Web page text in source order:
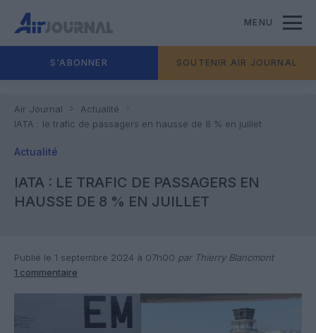
MENU
S'ABONNER SOUTENIR AIR JOURNAL
Air Journal
Actualité
IATA : le trafic de passagers en hausse de 8 % en juillet
Actualité
IATA : LE TRAFIC DE PASSAGERS EN
HAUSSE DE 8 % EN JUILLET
Publié le 1 septembre 2024 à 07h00 par Thierry Blancmont
1 commentaire